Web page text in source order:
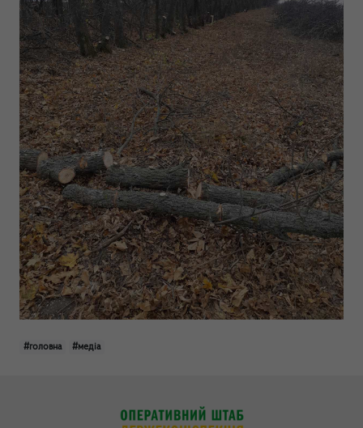
#головна #медіа